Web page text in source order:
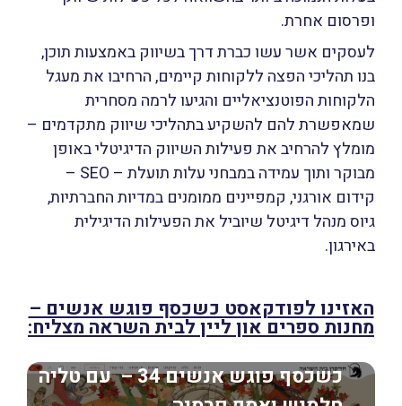
ופרסום אחרת.
לעסקים אשר עשו כברת דרך בשיווק באמצעות תוכן,
בנו תהליכי הפצה ללקוחות קיימים, הרחיבו את מעגל
הלקוחות הפוטנציאליים והגיעו לרמה מסחרית
שמאפשרת להם להשקיע בתהליכי שיווק מתקדמים –
מומלץ להרחיב את פעילות השיווק הדיגיטלי באופן
מבוקר ותוך עמידה במבחני עלות תועלת – SEO –
קידום אורגני, קמפיינים ממומנים במדיות החברתיות,
גיוס מנהל דיגיטל שיוביל את הפעילות הדיגילית
באירגון.
האזינו לפודקאסט כשכסף פוגש אנשים –
מחנות ספרים און ליין לבית השראה מצליח:
כשכסף פוגש אנשים 34 – עם טליה